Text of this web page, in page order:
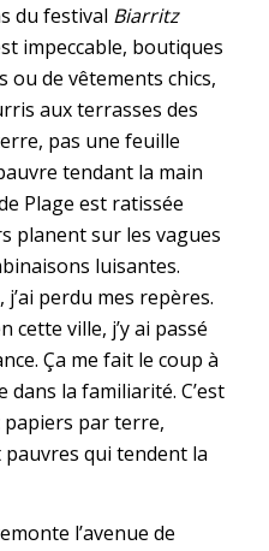
du festival Biarritz
impeccable, boutiques
ou de vêtements chics,
aux terrasses des
pas une feuille
tendant la main
Plage est ratissée
planent sur les vagues
luisantes.
perdu mes repères.
cette ville, j’y ai passé
Ça me fait le coup à
la familiarité. C’est
papiers par terre,
qui tendent la
l’avenue de